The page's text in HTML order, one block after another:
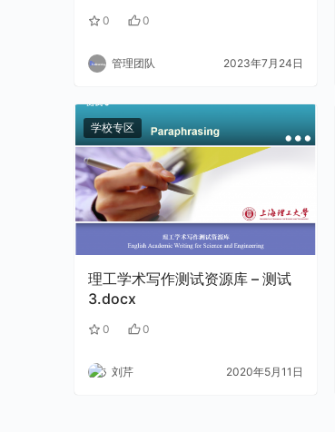
0 0
管理团队 2023年7月24日
学校专区
理工学术写作测试资源库 – 测试
3.docx
0 0
刘芹 2020年5月11日